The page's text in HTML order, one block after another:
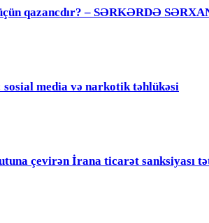
qazancdır? – SƏRKƏRDƏ
sosial media və narkotik təhlükəsi
çevirən İrana ticarət sanksiyası